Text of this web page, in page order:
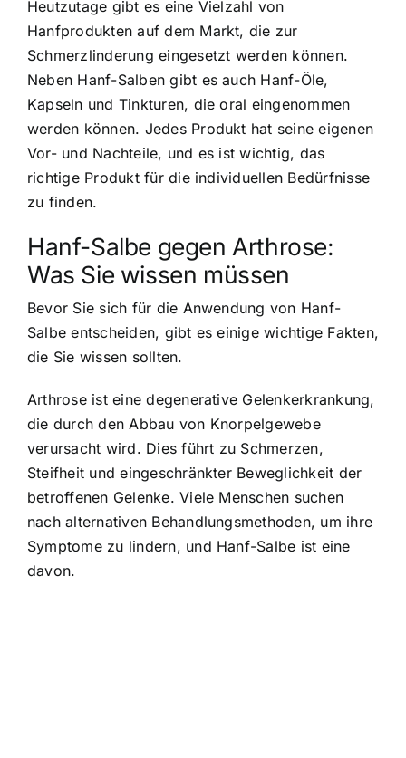
Heutzutage gibt es eine Vielzahl von
Hanfprodukten auf dem Markt, die zur
Schmerzlinderung eingesetzt werden können.
Neben Hanf-Salben gibt es auch Hanf-Öle,
Kapseln und Tinkturen, die oral eingenommen
werden können. Jedes Produkt hat seine eigenen
Vor- und Nachteile, und es ist wichtig, das
richtige Produkt für die individuellen Bedürfnisse
zu finden.
Hanf-Salbe gegen Arthrose:
Was Sie wissen müssen
Bevor Sie sich für die Anwendung von Hanf-
Salbe entscheiden, gibt es einige wichtige Fakten,
die Sie wissen sollten.
Arthrose ist eine degenerative Gelenkerkrankung,
die durch den Abbau von Knorpelgewebe
verursacht wird. Dies führt zu Schmerzen,
Steifheit und eingeschränkter Beweglichkeit der
betroffenen Gelenke. Viele Menschen suchen
nach alternativen Behandlungsmethoden, um ihre
Symptome zu lindern, und Hanf-Salbe ist eine
davon.